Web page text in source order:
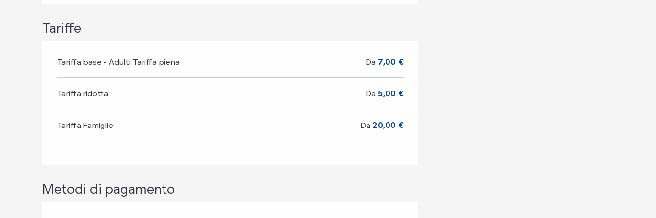
Tariffe
Tariffa base - Adulti Tariffa piena Da 7,00 €
Tariffa ridotta Da 5,00 €
Tariffa Famiglie Da 20,00 €
Metodi di pagamento